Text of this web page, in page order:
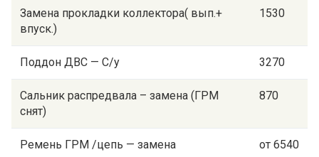
Замена прокладки коллектора( вып.+
впуск.)
1530
Поддон ДВС — С/у 3270
Сальник распредвала – замена (ГРМ
снят)
870
Ремень ГРМ /цепь — замена от 6540